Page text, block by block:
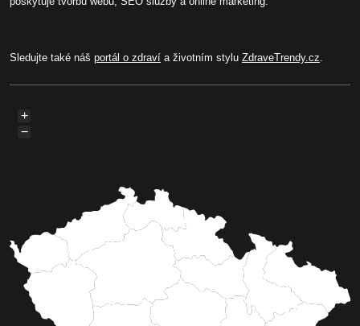
Sledujte také náš portál o zdraví a životním stylu ZdraveTrendy.cz.
+
−